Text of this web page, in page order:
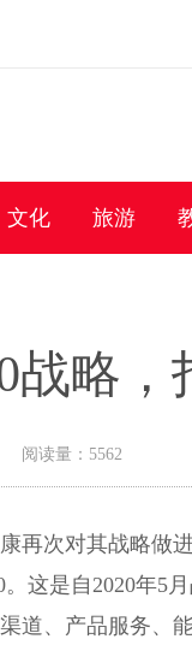
文化 旅游
战略
阅读量：5562
再次对其战略做
这是自2020年5
道、产品服务、